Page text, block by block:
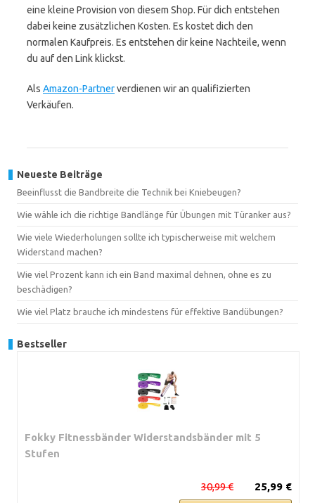
eine kleine Provision von diesem Shop. Für dich entstehen
dabei keine zusätzlichen Kosten. Es kostet dich den
normalen Kaufpreis. Es entstehen dir keine Nachteile, wenn
du auf den Link klickst.
Als Amazon-Partnerverdienen wir an qualifizierten
Verkäufen.
Neueste Beiträge
Beeinflusst die Bandbreite die Technik bei Kniebeugen?
Wie wähle ich die richtige Bandlänge für Übungen mit Türanker aus?
Wie viele Wiederholungen sollte ich typischerweise mit welchem
Widerstand machen?
Wie viel Prozent kann ich ein Band maximal dehnen, ohne es zu
beschädigen?
Wie viel Platz brauche ich mindestens für effektive Bandübungen?
Bestseller
Fokky Fitnessbänder Widerstandsbänder mit 5
Stufen
25,99 €
30,99 €